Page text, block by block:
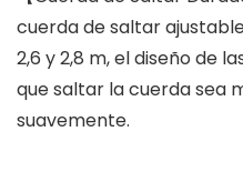
cuerda de saltar
2,6 y 2,8 m, el diseño de
que saltar la cuerda sea
suavemente.